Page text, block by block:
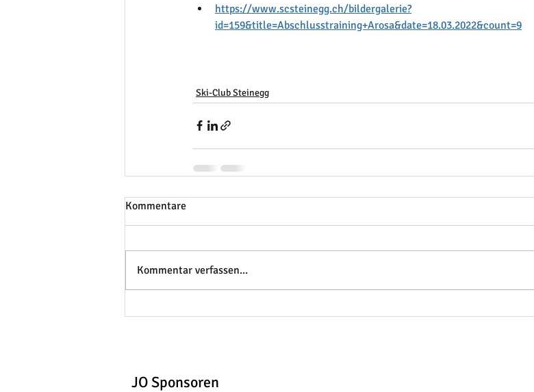
https://www.scsteinegg.ch/bildergalerie?
id=159&title=Abschlusstraining+Arosa&date=18.03.2022&count=9
Ski-Club Steinegg
Kommentare
Kommentar verfassen...
JO Sponsoren